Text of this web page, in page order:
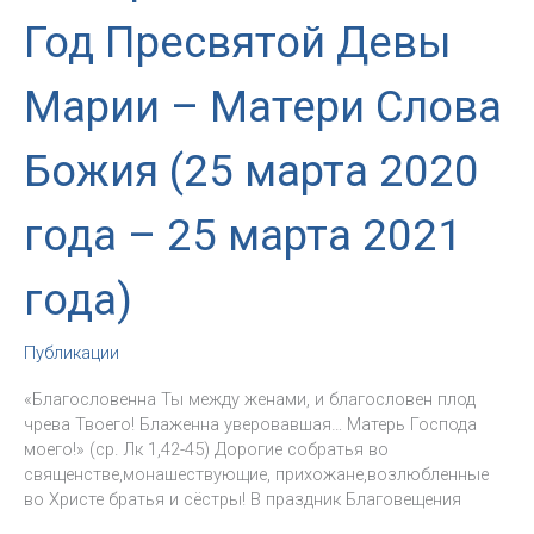
Год Пресвятой Девы
Марии – Матери Слова
Божия (25 марта 2020
года – 25 марта 2021
года)
Публикации
«Благословенна Ты между женами, и благословен плод
чрева Твоего! Блаженна уверовавшая… Матерь Господа
моего!» (ср. Лк 1,42-45) Дорогие собратья во
священстве,монашествующие, прихожане,возлюбленные
во Христе братья и сёстры! В праздник Благовещения